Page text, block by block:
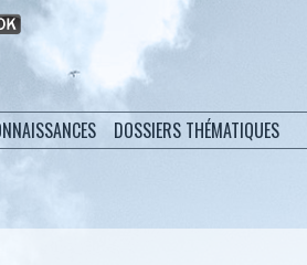
DOSSIERS THÉMATIQUES